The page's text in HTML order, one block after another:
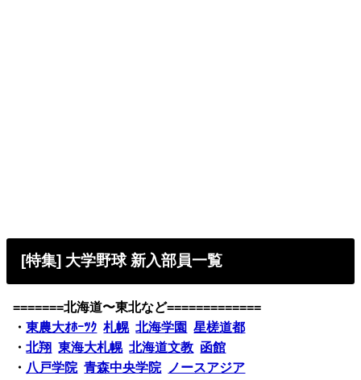
[特集] 大学野球 新入部員一覧
=======北海道〜東北など=============
・東農大ｵﾎｰﾂｸ 札幌 北海学園
星槎道都
・北翔 東海大札幌 北海道文教 函館
・ 八戸学院 青森中央学院
ノースアジア